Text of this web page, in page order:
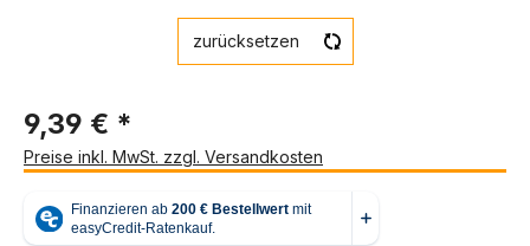
zurücksetzen
9,39 € *
Preise inkl. MwSt. zzgl. Versandkosten